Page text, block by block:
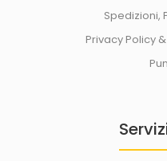
Spedizioni,
Privacy Policy